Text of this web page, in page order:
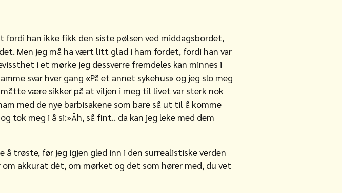
fordi han ikke fikk den siste pølsen ved middagsbordet,
Men jeg må ha vært litt glad i ham fordet, fordi han var
i et mørke jeg dessverre fremdeles kan minnes i
svar hver gang «På et annet sykehus» og jeg slo meg
være sikker på at viljen i meg til livet var sterk nok
med de nye barbisakene som bare så ut til å komme
tok meg i å si:»Åh, så fint.. da kan jeg leke med dem
trøste, før jeg igjen gled inn i den surrealistiske verden
akkurat dèt, om mørket og det som hører med, du vet